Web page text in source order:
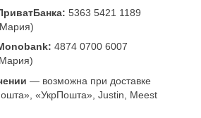
5363 5421 1189
4874 0700 6007
— возможна при доставке
«УкрПошта», Justin, Meest